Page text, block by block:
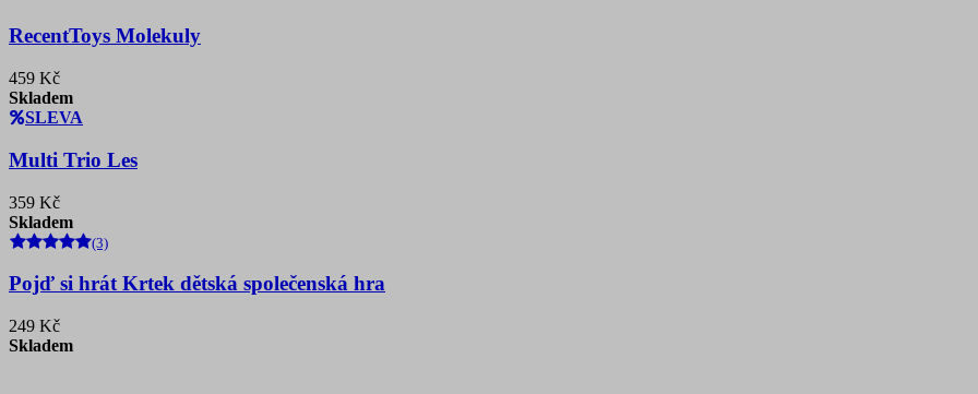
RecentToys Molekuly
459 Kč
Skladem
SLEVA
Multi Trio Les
359 Kč
Skladem
(3)
Pojď si hrát Krtek dětská společenská hra
249 Kč
Skladem